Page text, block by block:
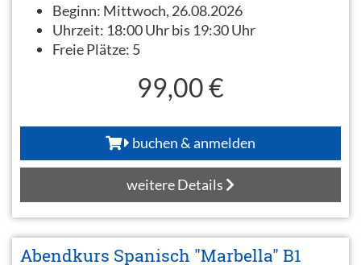
Beginn: Mittwoch, 26.08.2026
Uhrzeit: 18:00 Uhr bis 19:30 Uhr
Freie Plätze: 5
99,00 €
buchen & anmelden
weitere Details
Abendkurs Spanisch "Marbella" B1